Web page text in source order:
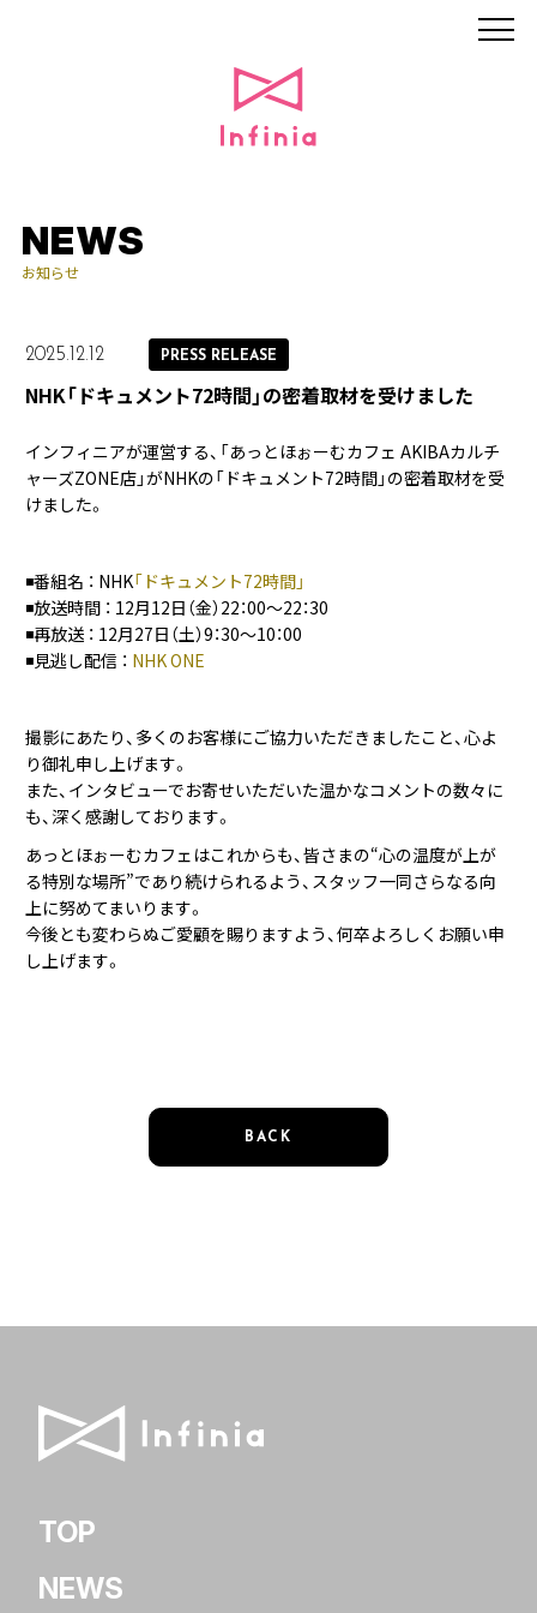
NEWS
お知らせ
2025.12.12 PRESS RELEASE
NHK「ドキュメント72時間」の密着取材を受けました
インフィニアが運営する、「あっとほぉーむカフェ AKIBAカルチ
ャーズZONE店」がNHKの「ドキュメント72時間」の密着取材を受
けました。
◾️番組名 ： NHK「ドキュメント72時間」
◾️放送時間 ： 12月12日（金）22：00～22：30
◾️再放送 ： 12月27日（土）9：30～10：00
◾️見逃し配信 ： NHK ONE
撮影にあたり、多くのお客様にご協力いただきましたこと、心よ
り御礼申し上げます。
また、インタビューでお寄せいただいた温かなコメントの数々に
も、深く感謝しております。
あっとほぉーむカフェはこれからも、皆さまの“心の温度が上が
る特別な場所”であり続けられるよう、スタッフ一同さらなる向
上に努めてまいります。
今後とも変わらぬご愛顧を賜りますよう、何卒よろしくお願い申
し上げます。
BACK
TOP
NEWS